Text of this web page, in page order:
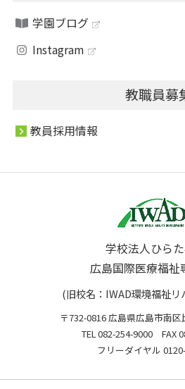
学園ブログ
Instagram
教職員募
教員採用情報
学校法人ひら
広島国際医療福祉
(旧校名：IWAD環境福祉リ
〒732-0816 広島県広島市南
TEL 082-254-9000 FAX
フリーダイヤル